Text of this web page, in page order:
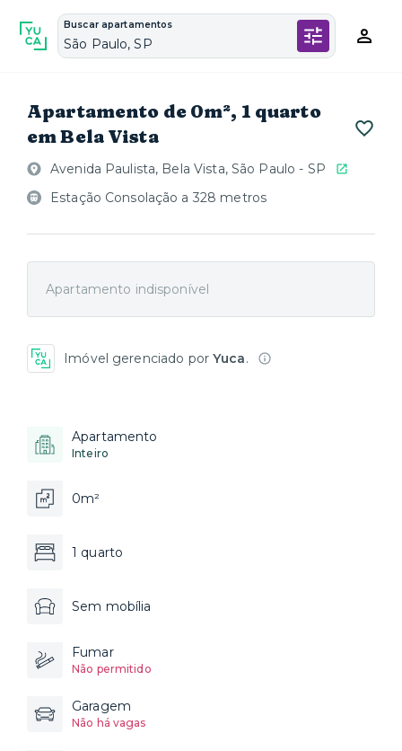
Buscar apartamentos
São Paulo, SP
Apartamento de 0m², 1 quarto
em Bela Vista
Avenida Paulista, Bela Vista, São Paulo - SP
Estação Consolação a 328 metros
Apartamento indisponível
Imóvel gerenciado porYuca.
Apartamento
Inteiro
0m²
1 quarto
Sem mobília
Fumar
Não permitido
Garagem
Não há vagas